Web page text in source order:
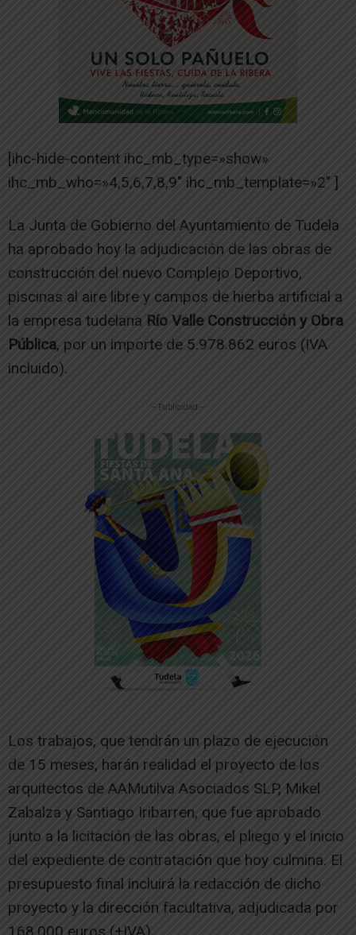
[ihc-hide-content ihc_mb_type=»show»
ihc_mb_who=»4,5,6,7,8,9″ ihc_mb_template=»2″ ]
La Junta de Gobierno del Ayuntamiento de Tudela
ha aprobado hoy la adjudicación de las obras de
construcción del nuevo Complejo Deportivo,
piscinas al aire libre y campos de hierba artificial a
la empresa tudelana Río Valle Construcción y Obra
Pública, por un importe de 5.978.862 euros (IVA
incluido).
-- Publicidad --
Los trabajos, que tendrán un plazo de ejecución
de 15 meses, harán realidad el proyecto de los
arquitectos de AAMutilva Asociados SLP, Mikel
Zabalza y Santiago Iribarren, que fue aprobado
junto a la licitación de las obras, el pliego y el inicio
del expediente de contratación que hoy culmina. El
presupuesto final incluirá la redacción de dicho
proyecto y la dirección facultativa, adjudicada por
168.000 euros (+IVA).